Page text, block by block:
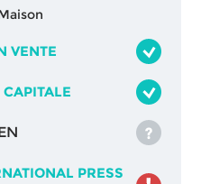
VENTE
PRESS